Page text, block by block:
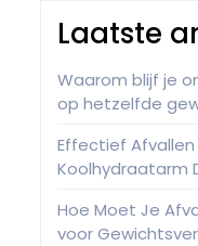
Laatste
Waarom blijf je
op hetzelfde
Effectief
Koolhydraatarm
Hoe Moet Je
voor